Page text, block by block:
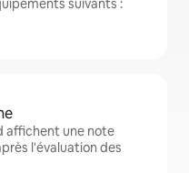
suivants :
affichent une note
l'évaluation des